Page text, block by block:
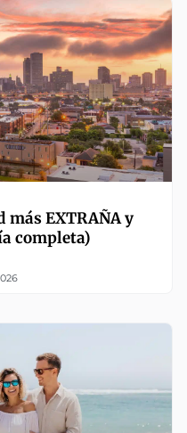
más EXTRAÑA y
completa)